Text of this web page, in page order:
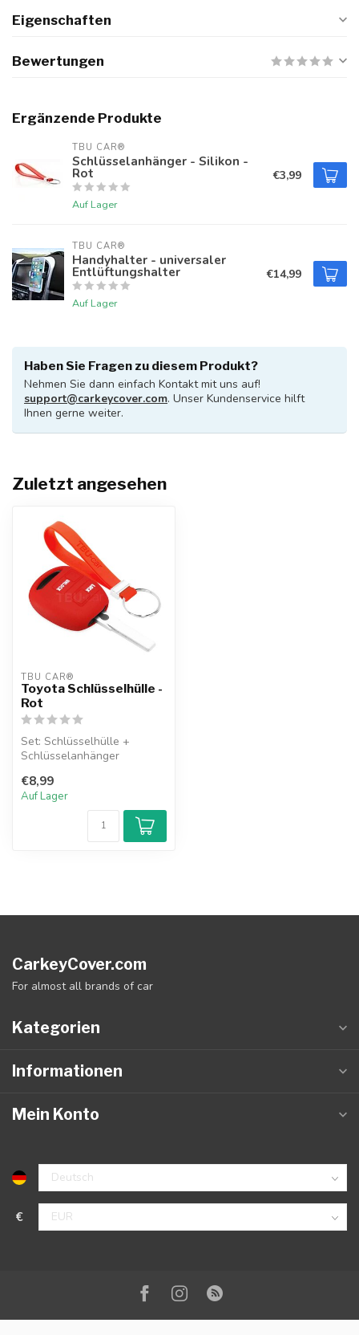
Eigenschaften
Bewertungen
Ergänzende Produkte
TBU CAR®
Schlüsselanhänger - Silikon -
Rot
Auf Lager
€3,99
TBU CAR®
Handyhalter - universaler
Entlüftungshalter
Auf Lager
€14,99
Haben Sie Fragen zu diesem Produkt?
Nehmen Sie dann einfach Kontakt mit uns auf!
support@carkeycover.com. Unser Kundenservice hilft
Ihnen gerne weiter.
Zuletzt angesehen
TBU CAR®
Toyota Schlüsselhülle -
Rot
Set: Schlüsselhülle +
Schlüsselanhänger
€8,99
Auf Lager
CarkeyCover.com
For almost all brands of car
Kategorien
Informationen
Mein Konto
€